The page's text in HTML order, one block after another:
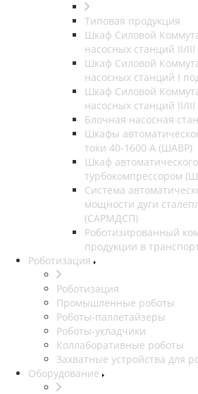
Типовая продукция
Шкаф Силовой
насосных станций II/
Шкаф Силовой
насосных станций I
Шкаф Силовой
насосных станций II/
Блочная насосная
Шкафы
токи 40-1600 А (ШАВР)
Шкаф
турбокомпрессором
Система
мощности дуги
(САРМДСП)
Роботизированный
продукции в
Роботизация
Роботизация
Промышленные роботы
Роботы-паллетайзеры
Роботы-укладчики
Коллаборативные роботы
Захватные устройства для
Оборудование